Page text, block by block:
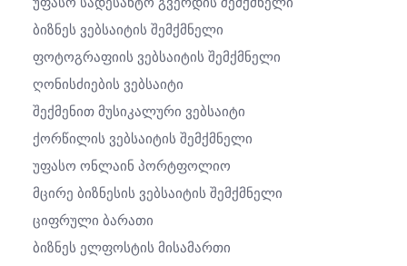
Ბიზნეს Ვებსაიტის Შემქმნელი
Ფოტოგრაფიის Ვებსაიტის Შემქმნელი
Ღონისძიების Ვებსაიტი
Შექმენით Მუსიკალური Ვებსაიტი
Ქორწილის Ვებსაიტის Შემქმნელი
Უფასო Ონლაინ Პორტფოლიო
Მცირე Ბიზნესის Ვებსაიტის Შემქმნელი
Ციფრული Ბარათი
Ბიზნეს Ელფოსტის Მისამართი